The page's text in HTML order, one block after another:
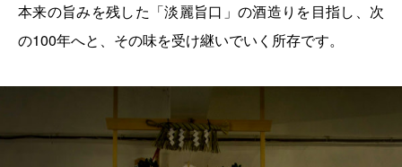
本来の旨みを残した「淡麗旨口」の酒造りを目指し、次
の100年へと、その味を受け継いでいく所存です。